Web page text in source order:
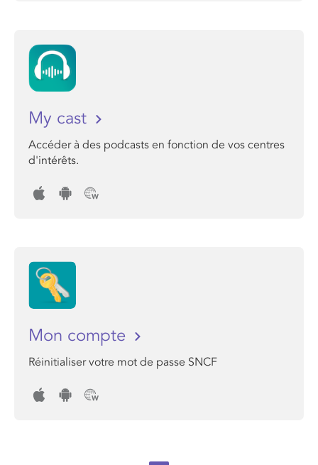
My cast
Accéder à des podcasts en fonction de vos centres
d'intérêts.
Mon compte
Réinitialiser votre mot de passe SNCF